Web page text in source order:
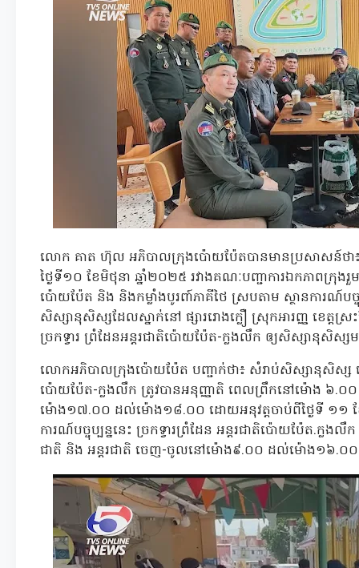
លោក គាត ហ៊ុល អភិបាលក្រុងប៉ោយប៉ែតបានមានប្រសាសន៍ថា
ថ្ងៃទី១០ ខែមិថុនា ឆ្នាំ២០២៥ រវាងគណៈបញ្ជាការឯកភាពក្រុងរួម
ប៉ោយប៉ែត និង និងកម្លាំងបូរពា៍ភាគីថៃ ស្របតាម ស្ថានការណ៍បច្ចុ
សិស្សានុសិស្សដែលស្នាក់នៅ ផ្សាររោងក្លឿ ស្រុកអារញ្ញ ខេត្តស្
ច្រកទ្វារ ព្រំដែនអន្តរជាតិប៉ោយប៉ែត-ក្លងលឹក ឲ្យសិស្សានុសិ
លោកអភិបាលក្រុងប៉ោយប៉ែត បញ្ជាក់ថា៖ សំរាប់សិស្សានុសិស្ស ចេ
ប៉ោយប៉ែត-ក្លងលឹក ត្រូវបានអនុញ្ញាតិ ពេលព្រឹកនៅម៉ោង ៦.
ម៉ោង១៧.០០ ដល់ម៉ោង១៨.០០ ដោយអនុវត្តចាប់ពីថ្ងៃទី ១១ ខ
ការណ៍បច្ចុប្បន្ននេះ ច្រកទ្វារព្រំដែន អន្តរជាតិប៉ោយប៉ែត.ក្លងលឹ
ជាតិ និង អន្តរជាតិ ចេញ-ចូលនៅម៉ោង៩.០០ ដល់ម៉ោង១៦.